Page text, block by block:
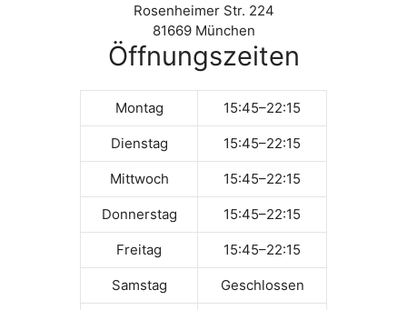
Rosenheimer Str. 224
81669 München
Öffnungszeiten
Montag 15:45–22:15
Dienstag 15:45–22:15
Mittwoch 15:45–22:15
Donnerstag 15:45–22:15
Freitag 15:45–22:15
Samstag Geschlossen